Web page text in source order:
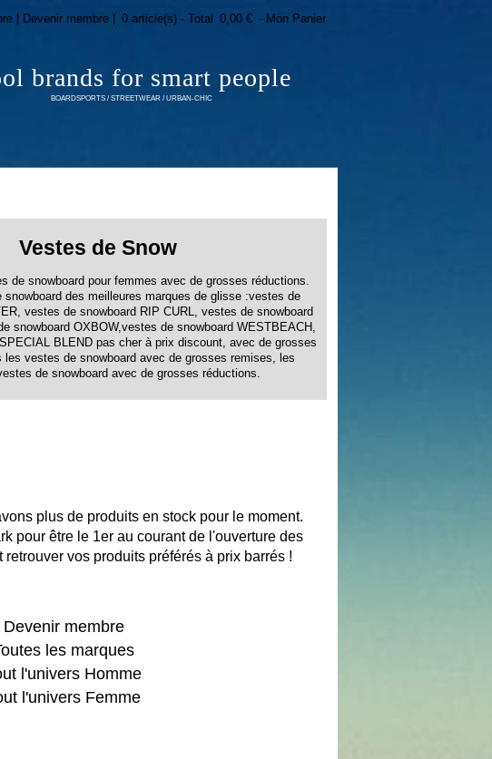
brands for smart people
BOARDSPORTS / STREETWEAR / URBAN-CHIC
| Devenir membre | 0 article(s) - Total 0,00 € - Mon Panier
Vestes de Snow
de snowboard pour femmes avec de grosses réductions.
des meilleures marques de glisse :vestes de
vestes de snowboard RIP CURL, vestes de snowboard
snowboard OXBOW,vestes de snowboard WESTBEACH,
BLEND pas cher à prix discount, avec de grosses
les vestes de snowboard avec de grosses remises, les
de snowboard avec de grosses réductions.
plus de produits en stock pour le moment.
pour être le 1er au courant de l'ouverture des
vos produits préférés à prix barrés !
Devenir membre
les marques
l'univers Homme
l'univers Femme